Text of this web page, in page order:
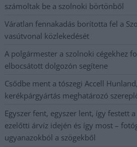
számoltak be a szolnoki börtönből
Váratlan fennakadás borította fel a
vasútvonal közlekedését
A polgármester a szolnoki cégekhez
elbocsátott dolgozón segítene
Csődbe ment a tószegi Accell
kerékpárgyártás meghatározó
Egyszer fent, egyszer lent, így festett
ezelőtti árvíz idején és így most –
ugyanazokból a szögekből